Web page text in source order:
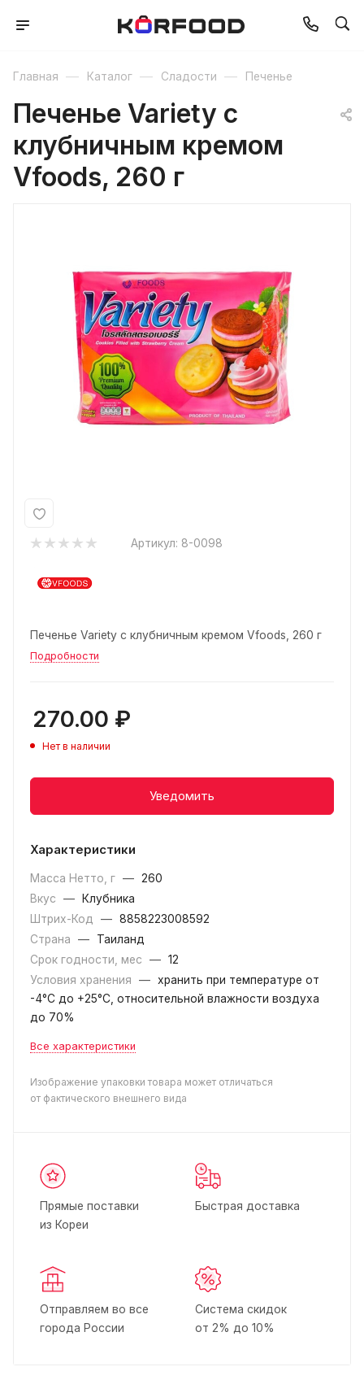
Главная — Каталог — Сладости — Печенье
Печенье Variety с
клубничным кремом
Vfoods, 260 г
Артикул: 8-0098
Печенье Variety с клубничным кремом Vfoods, 260 г
Подробности
270.00 ₽
Нет в наличии
Уведомить
Характеристики
Масса Нетто, г — 260
Вкус
—
Клубника
Штрих-Код
— 8858223008592
Страна
—
Таиланд
Срок годности, мес
— 12
Условия хранения
— хранить при температуре от
-4°C до +25°C, относительной влажности воздуха
до 70%
Все характеристики
Изображение упаковки товара может отличаться
от фактического внешнего вида
Прямые поставки
из Кореи
Быстрая доставка
Отправляем во все
города России
Система скидок
от 2% до 10%